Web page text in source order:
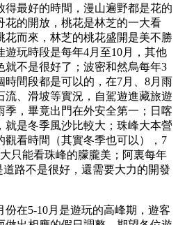
得最好的時間，漫山遍野都是花的
花的開放，桃花是林芝的一大看
花而來，林芝的桃花盛開是美不勝
玩時段是每年4月至10月，其他
就不是很好了；波密和然烏每年3
時間段都是可以的，在7月、8月雨
流、滑坡等實況，自駕遊進藏旅遊
季，畢竟出門在外安全第一；日喀
就是冬季風沙比較大；珠峰大本營
觀看時間（其實冬季也可以），7
只能看珠峰的朦朧美；阿裏每年
路不是很好，還需要大力的開發
在5-10月是遊玩的高峰期，遊客